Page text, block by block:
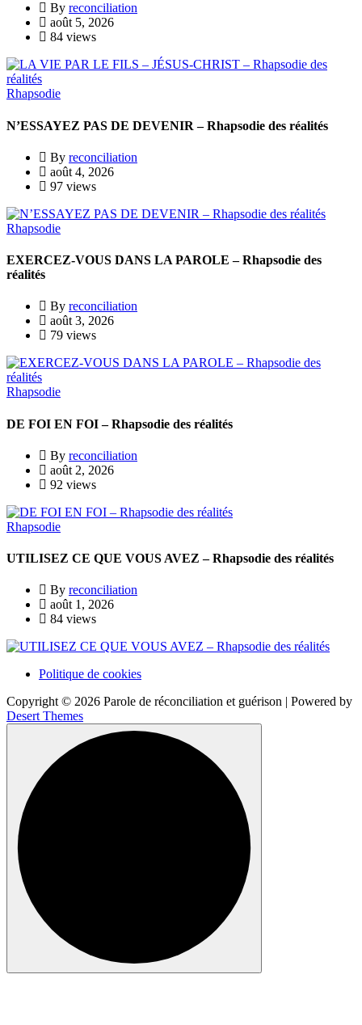
By reconciliation
août 5, 2026
84 views
Rhapsodie
N’ESSAYEZ PAS DE DEVENIR – Rhapsodie des réalités
By reconciliation
août 4, 2026
97 views
Rhapsodie
EXERCEZ-VOUS DANS LA PAROLE – Rhapsodie des
réalités
By reconciliation
août 3, 2026
79 views
Rhapsodie
DE FOI EN FOI – Rhapsodie des réalités
By reconciliation
août 2, 2026
92 views
Rhapsodie
UTILISEZ CE QUE VOUS AVEZ – Rhapsodie des réalités
By reconciliation
août 1, 2026
84 views
Politique de cookies
Copyright © 2026 Parole de réconciliation et guérison | Powered by
Desert Themes